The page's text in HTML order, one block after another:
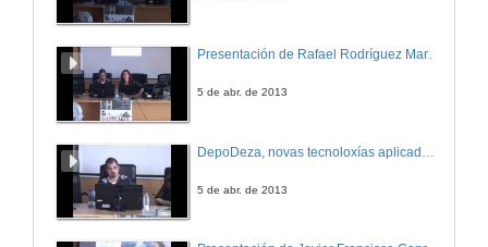
Presentación de Rafael Rodríguez Martínez
5 de abr. de 2013
5 de abr. de 2013